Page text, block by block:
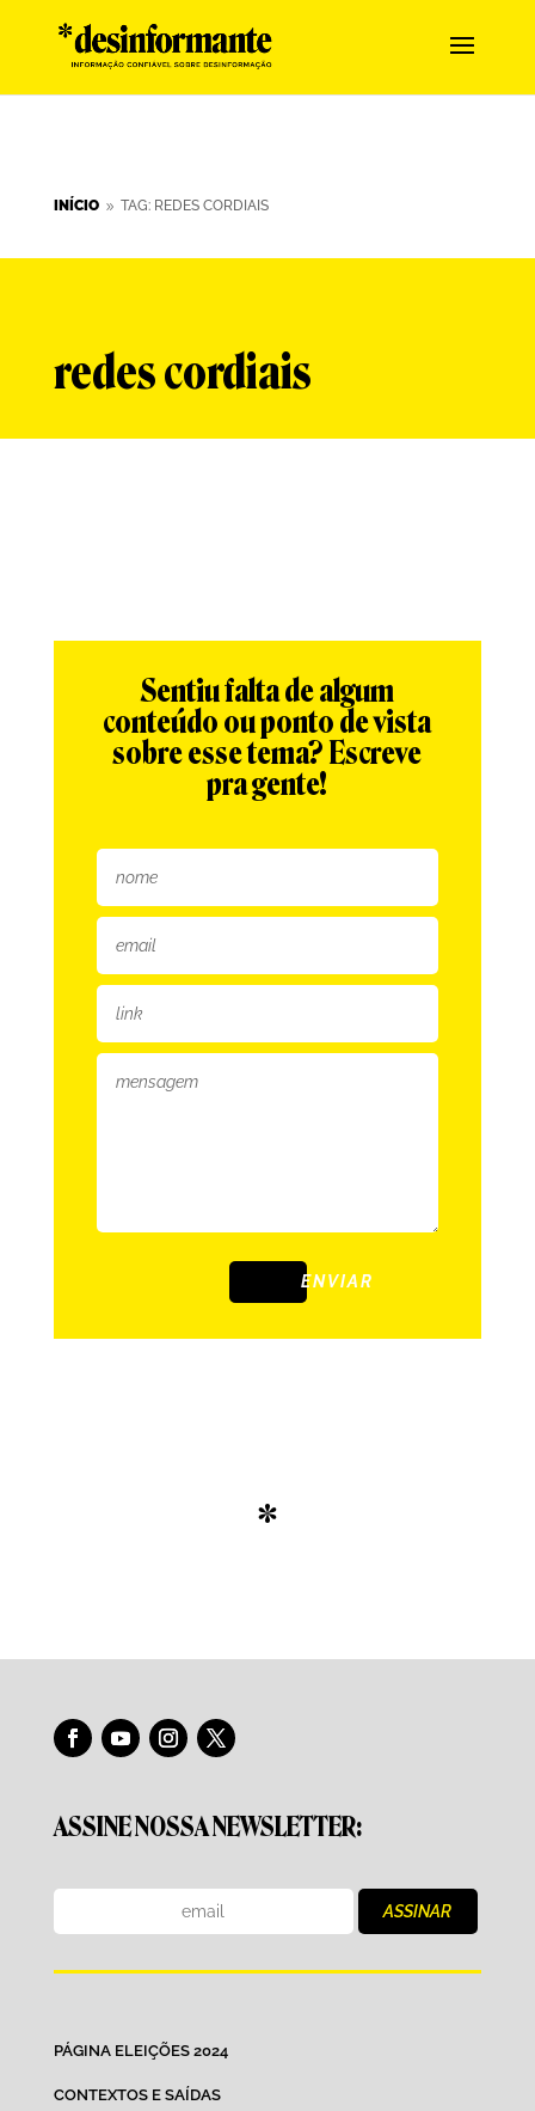
INÍCIO 9 TAG: REDES CORDIAIS
redes cordiais
Sentiu falta de algum
conteúdo ou ponto de vista
sobre esse tema? Escreve
pra gente!
ENVIAR
*
ASSINE NOSSA NEWSLETTER:
PÁGINA ELEIÇÕES 2024
CONTEXTOS E SAÍDAS